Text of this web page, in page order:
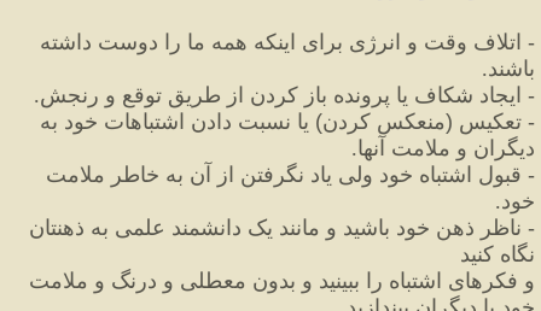
-
باشند.
- ایجاد شکاف یا پرونده باز کردن از طریق توقع و رنجش.
- تعکیس (منعکس کردن)
دیگران و ملامت آنها.
-
خود.
-
نگاه کنید